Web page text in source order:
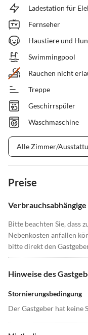
Ladestation für
Fernseher
Haustiere und
Swimmingpool
Rauchen nicht
Treppe
Geschirrspüler
Waschmaschine
Alle Zimmer/
Preise
Bitte beachten Sie, dass
Nebenkosten anfallen
bitte direkt den
Hinweise des
Stornierungsbedingung
Der Gastgeber hat keine